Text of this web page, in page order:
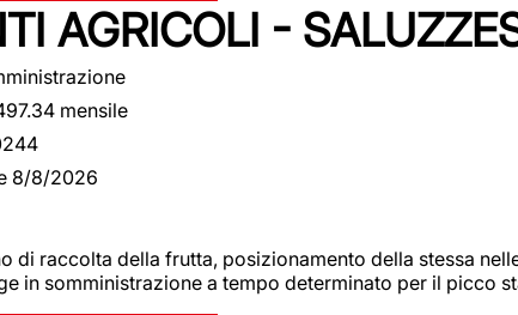
AGRICOLI -
mensile
8/8/2026
di raccolta della frutta, posizionamento della stessa
in somministrazione a tempo determinato per il picco